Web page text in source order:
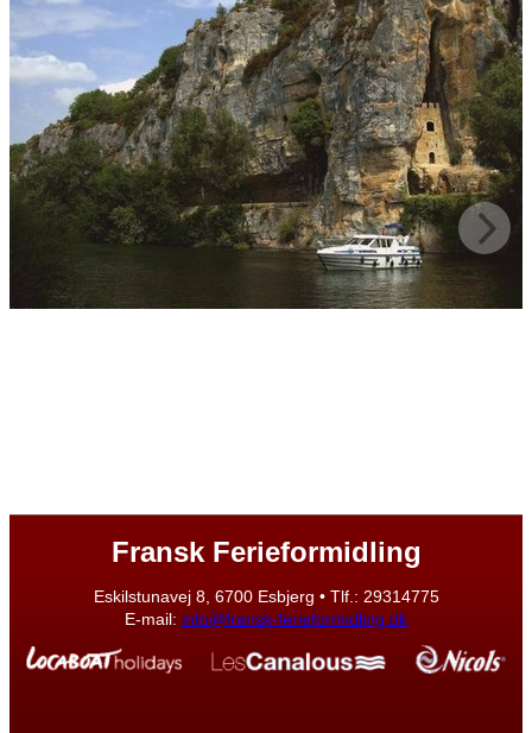
Fransk Ferieformidling
Eskilstunavej 8, 6700 Esbjerg • Tlf.: 29314775
E-mail: info@fransk-ferieformidling.dk